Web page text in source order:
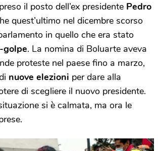
il posto dell’ex presidente Pedro
quest’ultimo nel dicembre scorso
in quello che era stato
golpe. La nomina di Boluarte aveva
proteste nel paese fino a marzo,
nuove elezioni per dare alla
di scegliere il nuovo presidente.
si è calmata, ma ora le